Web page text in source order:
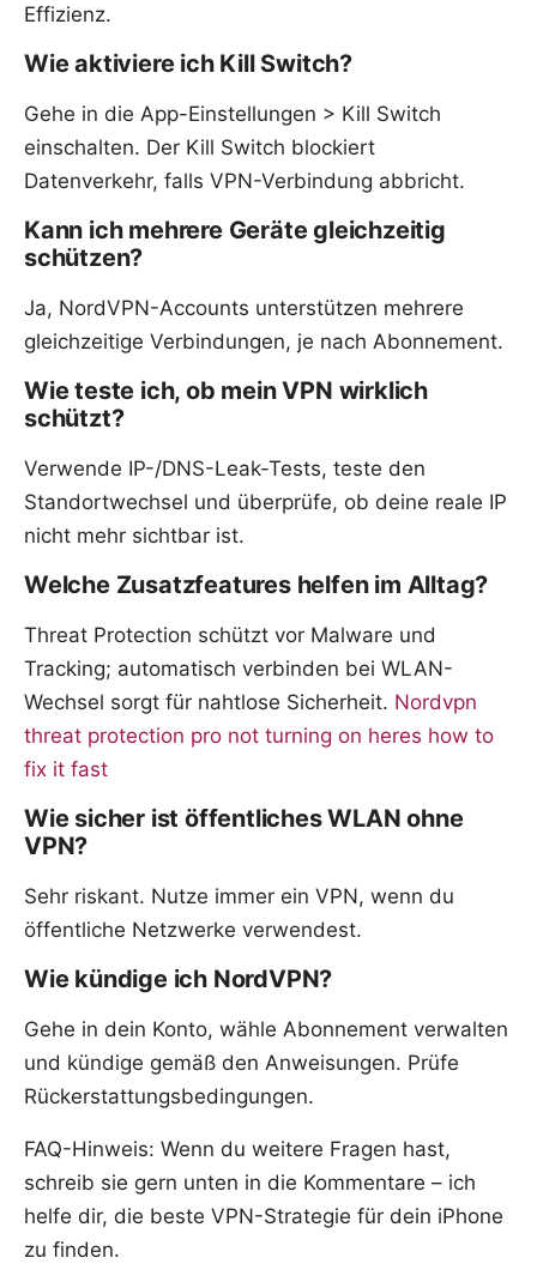
Effizienz.
Wie aktiviere ich Kill Switch?
Gehe in die App-Einstellungen > Kill Switch
einschalten. Der Kill Switch blockiert
Datenverkehr, falls VPN-Verbindung abbricht.
Kann ich mehrere Geräte gleichzeitig
schützen?
Ja, NordVPN-Accounts unterstützen mehrere
gleichzeitige Verbindungen, je nach Abonnement.
Wie teste ich, ob mein VPN wirklich
schützt?
Verwende IP-/DNS-Leak-Tests, teste den
Standortwechsel und überprüfe, ob deine reale IP
nicht mehr sichtbar ist.
Welche Zusatzfeatures helfen im Alltag?
Threat Protection schützt vor Malware und
Tracking; automatisch verbinden bei WLAN-
Wechsel sorgt für nahtlose Sicherheit. Nordvpn
threat protection pro not turning on heres how to
fix it fast
Wie sicher ist öffentliches WLAN ohne
VPN?
Sehr riskant. Nutze immer ein VPN, wenn du
öffentliche Netzwerke verwendest.
Wie kündige ich NordVPN?
Gehe in dein Konto, wähle Abonnement verwalten
und kündige gemäß den Anweisungen. Prüfe
Rückerstattungsbedingungen.
FAQ-Hinweis: Wenn du weitere Fragen hast,
schreib sie gern unten in die Kommentare – ich
helfe dir, die beste VPN-Strategie für dein iPhone
zu finden.